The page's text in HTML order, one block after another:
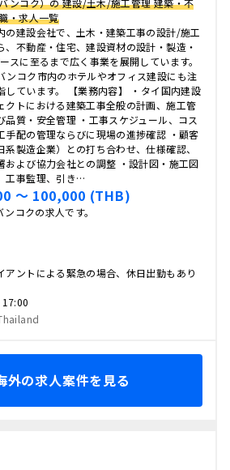
ンコク）の 建設/土木/施工管理 建築・不
・求人一覧
の建設会社で、土木・建築工事の設計/施工
、不動産・住宅、建設資材の設計・製造・
スに至るまで広く事業を展開しています。
ンコク市内のホテルやオフィス建設にも注
しています。 【業務内容】 ・タイ国内建設
クトにおける建築工事全般の計画、施工管
品質・安全管理 ・工事スケジュール、コス
手配の管理ならびに現場の進捗確認 ・顧客
系製造企業）との打ち合わせ、仕様確認、
および協力会社との調整 ・設計図・施工図
工事監理、引き…
〜 100,000 (THB)
コクの求人です。
ントによる緊急の場合、休日出勤もあり
外の求人案件を見る